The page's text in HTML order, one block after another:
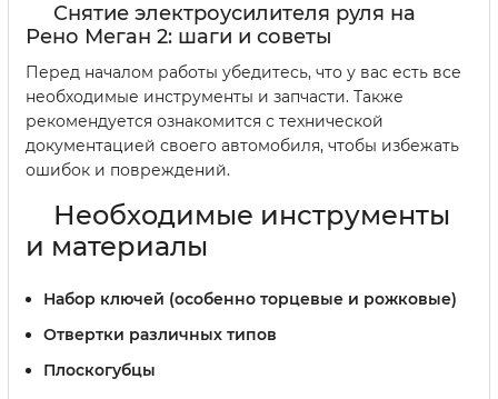
Снятие электроусилителя руля на
Рено Меган 2: шаги и советы
Перед началом работы убедитесь, что у вас есть все
необходимые инструменты и запчасти. Также
рекомендуется ознакомится с технической
документацией своего автомобиля, чтобы избежать
ошибок и повреждений.
Необходимые инструменты
и материалы
Набор ключей (особенно торцевые и рожковые)
Отвертки различных типов
Плоскогубцы